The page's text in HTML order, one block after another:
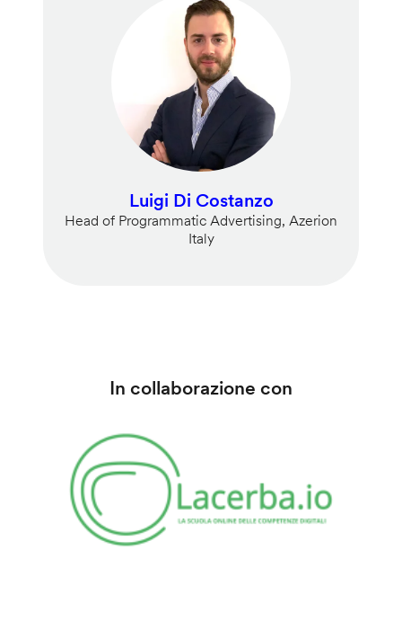
Luigi Di Costanzo
Head of Programmatic Advertising, Azerion
Italy
In collaborazione con